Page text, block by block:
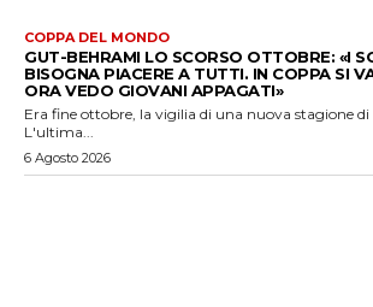
COPPA DEL MONDO
GUT-BEHRAMI LO SCORSO OTTOBRE: «I
BISOGNA PIACERE A TUTTI. IN COPPA SI
ORA VEDO GIOVANI APPAGATI»
Era fine ottobre, la vigilia di una nuova stagione di
L'ultima...
6 Agosto 2026